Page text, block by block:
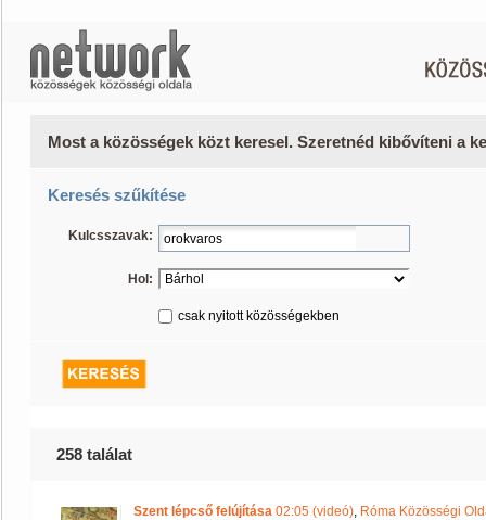
Most a közösségek közt keresel. Szeretnéd kibővíteni a
Keresés szűkítése
Kulcsszavak:
Hol:
csak nyitott közösségekben
258 találat
Szent lépcső felújítása 02:05 (videó), Róma Közösségi